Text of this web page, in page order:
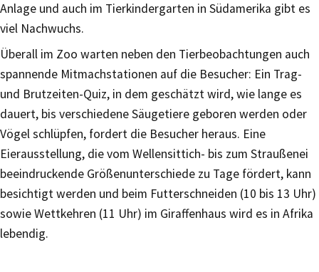
Anlage und auch im Tierkindergarten in Südamerika gibt es
viel Nachwuchs.
Überall im Zoo warten neben den Tierbeobachtungen auch
spannende Mitmachstationen auf die Besucher: Ein Trag-
und Brutzeiten-Quiz, in dem geschätzt wird, wie lange es
dauert, bis verschiedene Säugetiere geboren werden oder
Vögel schlüpfen, fordert die Besucher heraus. Eine
Eierausstellung, die vom Wellensittich- bis zum Straußenei
beeindruckende Größenunterschiede zu Tage fördert, kann
besichtigt werden und beim Futterschneiden (10 bis 13 Uhr)
sowie Wettkehren (11 Uhr) im Giraffenhaus wird es in Afrika
lebendig.